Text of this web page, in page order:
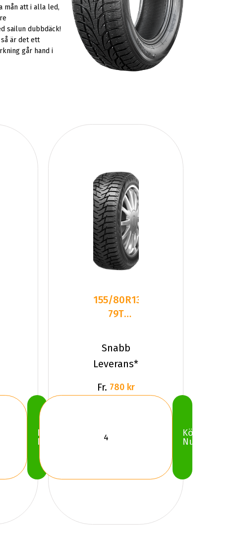
mån att i alla led,
sailun dubbdäck!
är det ett
går hand i
Köp
Nu
155/80R13
79T
BLAZER
WST3 FS
Snabb
Leverans*
Fr. 780 kr
Köp
Nu